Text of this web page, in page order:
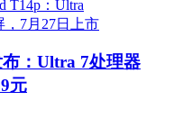
：Ultra 7处理器
元